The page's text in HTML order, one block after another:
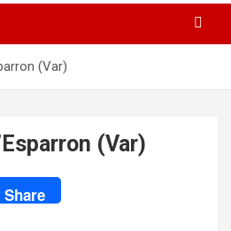
(Var)
(Var)
Share